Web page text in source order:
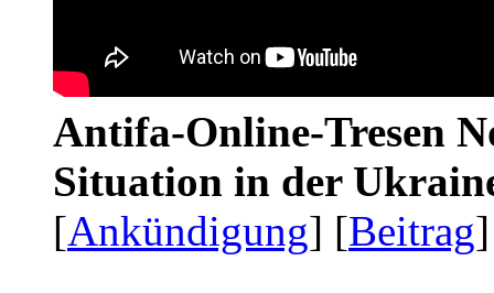
Antifa-Online-Tresen
Situation in der
[Ankündigung] [Beitrag